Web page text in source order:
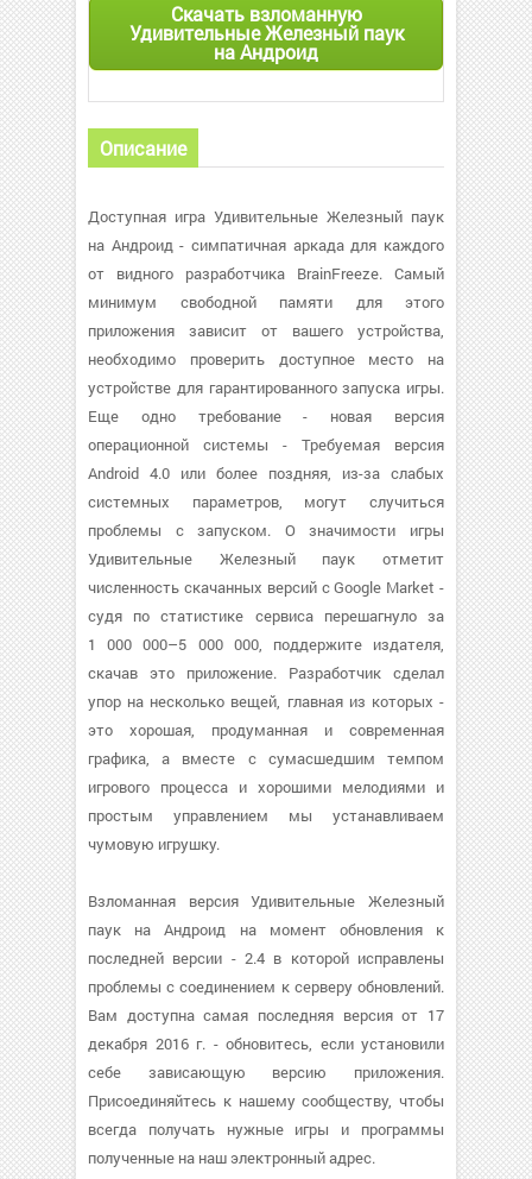
Скачать взломанную
Удивительные Железный паук
на Андроид
Описание
Доступная игра Удивительные Железный паук
на Андроид - симпатичная аркада для каждого
от видного разработчика BrainFreeze. Самый
минимум свободной памяти для этого
приложения зависит от вашего устройства,
необходимо проверить доступное место на
устройстве для гарантированного запуска игры.
Еще одно требование - новая версия
операционной системы - Требуемая версия
Android 4.0 или более поздняя, из-за слабых
системных параметров, могут случиться
проблемы с запуском. О значимости игры
Удивительные Железный паук отметит
численность скачанных версий с Google Market -
судя по статистике сервиса перешагнуло за
1 000 000–5 000 000, поддержите издателя,
скачав это приложение. Разработчик сделал
упор на несколько вещей, главная из которых -
это хорошая, продуманная и современная
графика, а вместе с сумасшедшим темпом
игрового процесса и хорошими мелодиями и
простым управлением мы устанавливаем
чумовую игрушку.
Взломанная версия Удивительные Железный
паук на Андроид на момент обновления к
последней версии - 2.4 в которой исправлены
проблемы с соединением к серверу обновлений.
Вам доступна самая последняя версия от 17
декабря 2016 г. - обновитесь, если установили
себе зависающую версию приложения.
Присоединяйтесь к нашему сообществу, чтобы
всегда получать нужные игры и программы
полученные на наш электронный адрес.